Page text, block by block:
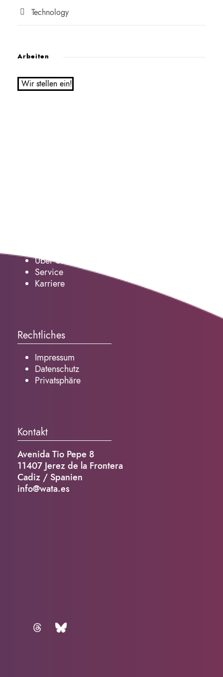
Technology
Arbeiten
Wir stellen ein!
Über Uns
Service
Karriere
Rechtliches
Impressum
Datenschutz
Privatsphäre
Kontakt
Avenida Tio Pepe 8
11407 Jerez de la Frontera
Cadiz / Spanien
info@wata.es